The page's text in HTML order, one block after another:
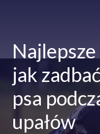
jak
psa
upałów